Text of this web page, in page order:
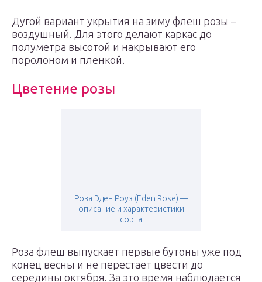
Дугой вариант укрытия на зиму флеш розы –
воздушный. Для этого делают каркас до
полуметра высотой и накрывают его
поролоном и пленкой.
Цветение розы
Роза Эден Роуз (Eden Rose) —
описание и характеристики
сорта
Роза флеш выпускает первые бутоны уже под
конец весны и не перестает цвести до
середины октября. За это время наблюдается